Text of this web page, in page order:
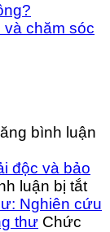
chăm sóc
bình luận
độc và bảo
luận bị tắtở
Nghiên cứu
thư Chức